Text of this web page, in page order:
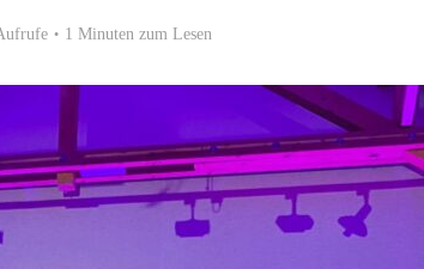
1 Minuten zum Lesen